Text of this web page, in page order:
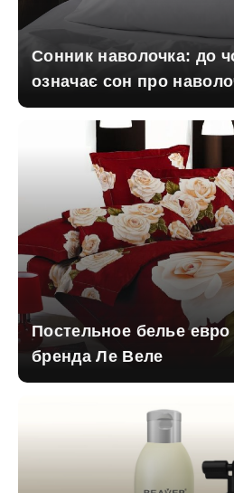
Сонник наволочка: до
означає сон про
Постельное белье евро
бренда Ле Веле